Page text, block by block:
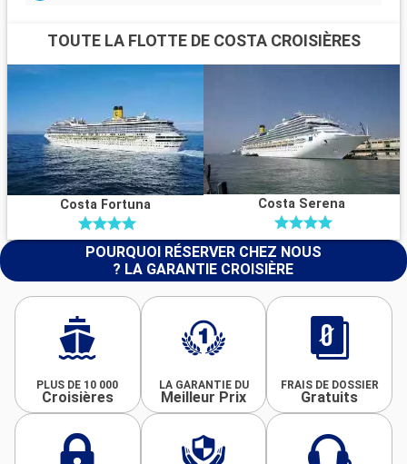
TOUTE LA FLOTTE DE COSTA CROISIÈRES
Costa Fortuna Costa Serena
POURQUOI RÉSERVER CHEZ NOUS
? LA GARANTIE CROISIÈRE
PLUS DE 10 000
Croisières
LA GARANTIE DU
Meilleur Prix
FRAIS DE DOSSIER
Gratuits